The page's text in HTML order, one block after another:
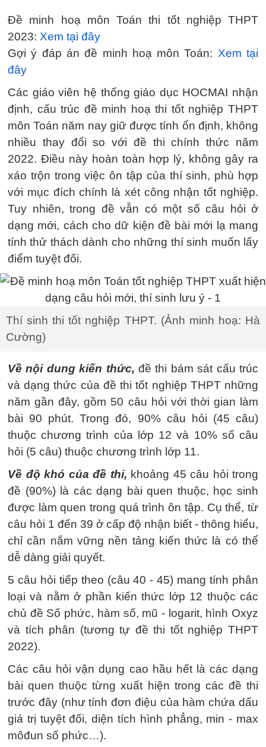
Đề minh hoạ môn Toán thi tốt nghiệp THPT
2023: Xem tại đây
Gợi ý đáp án đề minh hoạ môn Toán: Xem tại
đây
Các giáo viên hệ thống giáo dục HOCMAI nhận
định, cấu trúc đề minh hoạ thi tốt nghiệp THPT
môn Toán năm nay giữ được tính ổn định, không
nhiều thay đổi so với đề thi chính thức năm
2022. Điều này hoàn toàn hợp lý, không gây ra
xáo trộn trong việc ôn tập của thí sinh, phù hợp
với mục đích chính là xét công nhận tốt nghiệp.
Tuy nhiên, trong đề vẫn có một số câu hỏi ở
dạng mới, cách cho dữ kiện đề bài mới lạ mang
tính thử thách dành cho những thí sinh muốn lấy
điểm tuyệt đối.
Thí sinh thi tốt nghiệp THPT. (Ảnh minh hoạ: Hà
Cường)
Về nội dung kiến thức, đề thi bám sát cấu trúc
và dạng thức của đề thi tốt nghiệp THPT những
năm gần đây, gồm 50 câu hỏi với thời gian làm
bài 90 phút. Trong đó, 90% câu hỏi (45 câu)
thuộc chương trình của lớp 12 và 10% số câu
hỏi (5 câu) thuộc chương trình lớp 11.
Về độ khó của đề thi, khoảng 45 câu hỏi trong
đề (90%) là các dạng bài quen thuộc, học sinh
được làm quen trong quá trình ôn tập. Cụ thể, từ
câu hỏi 1 đến 39 ở cấp độ nhận biết - thông hiểu,
chỉ cần nắm vững nền tảng kiến thức là có thể
dễ dàng giải quyết.
5 câu hỏi tiếp theo (câu 40 - 45) mang tính phân
loại và nằm ở phần kiến thức lớp 12 thuộc các
chủ đề Số phức, hàm số, mũ - logarit, hình Oxyz
và tích phân (tương tự đề thi tốt nghiệp THPT
2022).
Các câu hỏi vận dụng cao hầu hết là các dạng
bài quen thuộc từng xuất hiện trong các đề thi
trước đây (như tính đơn điệu của hàm chứa dấu
giá trị tuyệt đối, diện tích hình phẳng, min - max
môđun số phức…).